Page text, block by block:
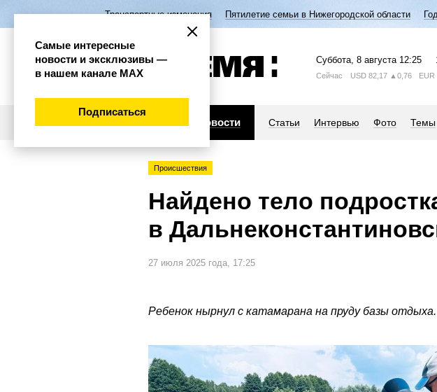
Транспортные изменения Пятилетие семьи в Нижегородской области
Суббота, 8 августа 12:25
Сейчас USD 82,17 ▲0,76 EUR
Новости Статьи Интервью Фото Темы
Происшествия
Найдено тело
в
27 июля 2025 года, 17:25
Ребенок нырнул с катамарана на пруду базы отдыха.
Самые интересные
новости и эксклюзивы —
в нашем канале МАХ
Подписаться